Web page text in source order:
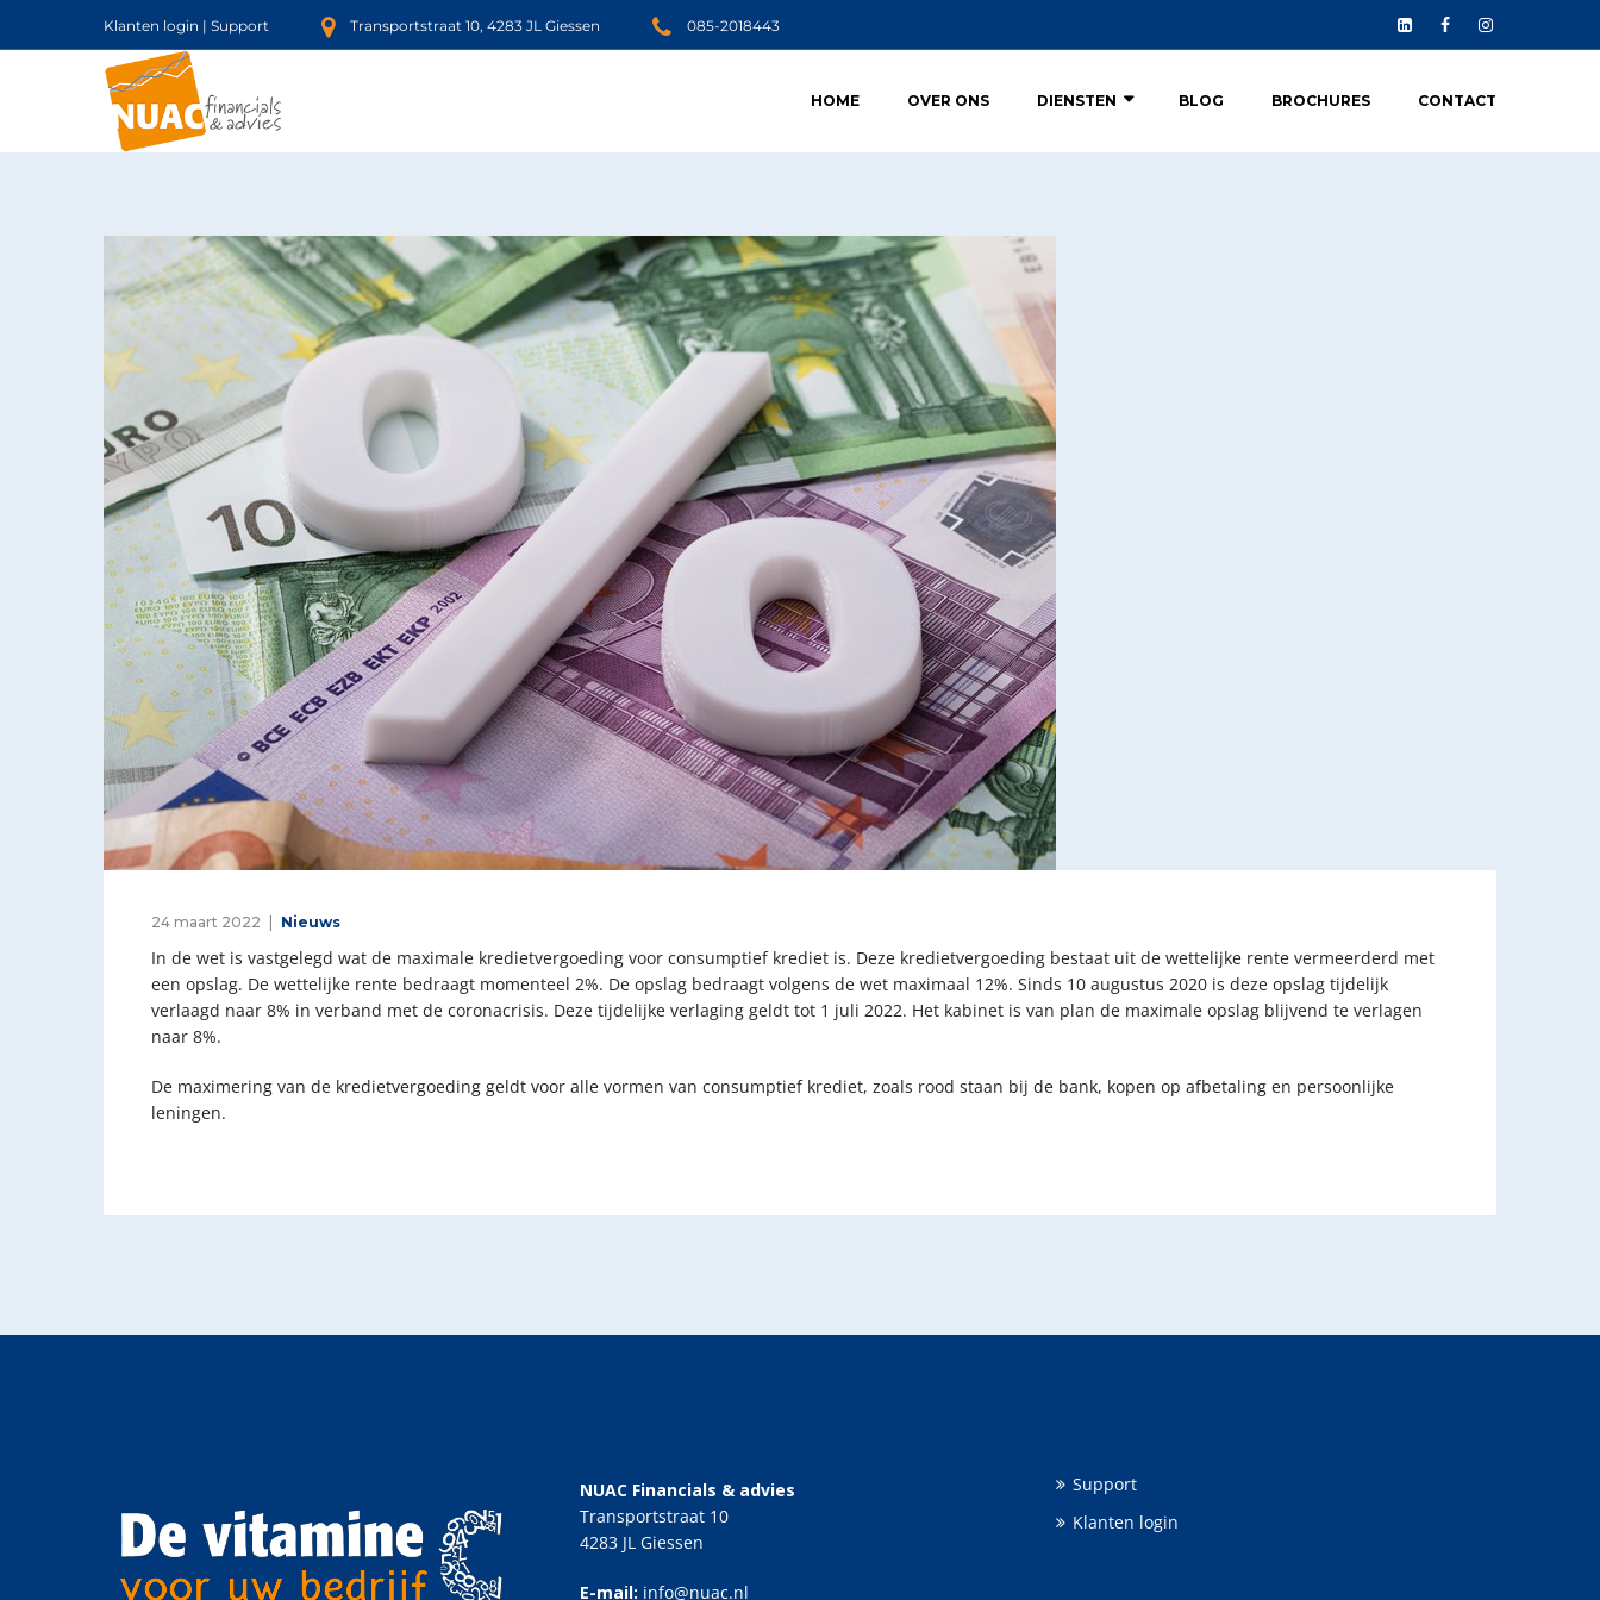
Klanten login | Support Transportstraat 10, 4283 JL Giessen 085-2018443
HOME OVER ONS DIENSTEN BLOG BROCHURES CONTACT
24 maart 2022 Nieuws
In de wet is vastgelegd wat de maximale kredietvergoeding voor consumptief krediet is. Deze kredietvergoeding bestaat uit de wettelijke rente vermeerderd met
een opslag. De wettelijke rente bedraagt momenteel 2%. De opslag bedraagt volgens de wet maximaal 12%. Sinds 10 augustus 2020 is deze opslag tijdelijk
verlaagd naar 8% in verband met de coronacrisis. Deze tijdelijke verlaging geldt tot 1 juli 2022. Het kabinet is van plan de maximale opslag blijvend te verlagen
naar 8%.
De maximering van de kredietvergoeding geldt voor alle vormen van consumptief krediet, zoals rood staan bij de bank, kopen op afbetaling en persoonlijke
leningen.
NUAC Financials & advies
Transportstraat 10
4283 JL Giessen
E-mail: info@nuac.nl
Support
Klanten login